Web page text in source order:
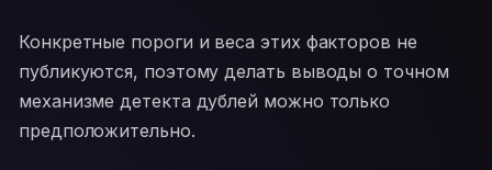
Конкретные пороги и веса этих факторов не
публикуются, поэтому делать выводы о точном
механизме детекта дублей можно только
предположительно.